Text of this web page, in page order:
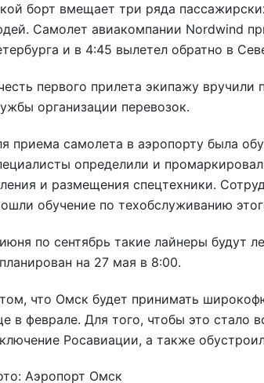
борт вмещает три ряда
Самолет авиакомпании Nordwind
и в 4:45 вылетел обратно в
первого прилета экипажу
организации перевозок.
приема самолета в аэропорту была
определили и
и размещения спецтехники.
обучение по техобслуживанию
по сентябрь такие лайнеры будут
на 27 мая в 8:00.
что Омск будет принимать
в феврале. Для того, чтобы это стало
Росавиации, а также
Аэропорт Омск